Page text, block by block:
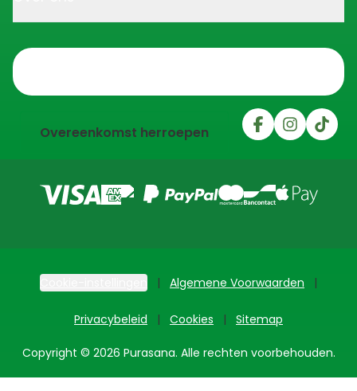
Overeenkomst herroepen
Algemene Voorwaarden
Privacybeleid Cookies Sitemap
Copyright © 2026 Purasana. Alle rechten voorbehouden.